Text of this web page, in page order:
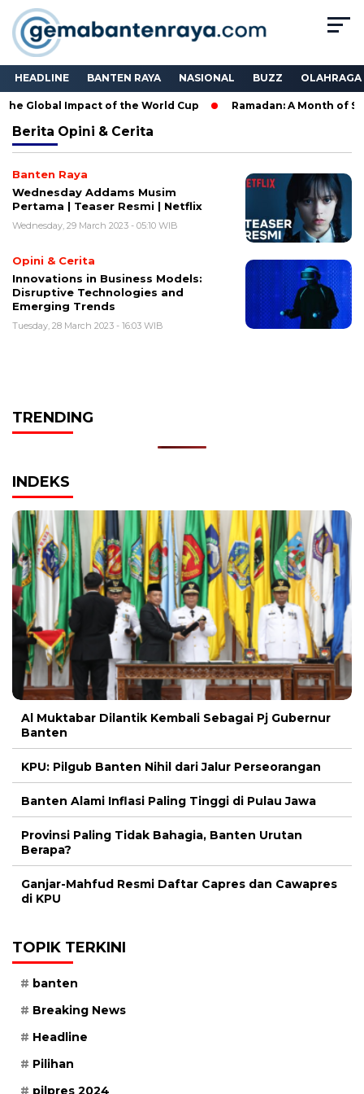
HEADLINE BANTEN RAYA NASIONAL BUZZ OLAHRAGA
Global Impact of the World Cup Ramadan: A Month of
Berita Opini & Cerita
Banten Raya
Wednesday Addams Musim
Pertama | Teaser Resmi | Netflix
Wednesday, 29 March 2023 - 05:10 WIB
Opini & Cerita
Innovations in Business Models:
Disruptive Technologies and
Emerging Trends
Tuesday, 28 March 2023 - 16:03 WIB
TRENDING
INDEKS
Al Muktabar Dilantik Kembali Sebagai Pj Gubernur
Banten
KPU: Pilgub Banten Nihil dari Jalur Perseorangan
Banten Alami Inflasi Paling Tinggi di Pulau Jawa
Provinsi Paling Tidak Bahagia, Banten Urutan
Berapa?
Ganjar-Mahfud Resmi Daftar Capres dan Cawapres
di KPU
TOPIK TERKINI
banten
Breaking News
Headline
Pilihan
pilpres 2024